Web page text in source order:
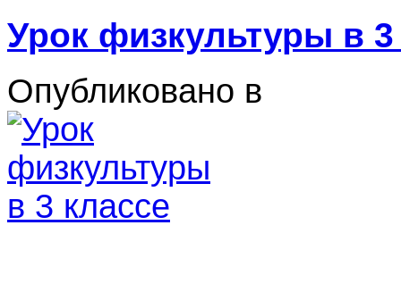
Урок физкультуры в 3
Опубликовано в